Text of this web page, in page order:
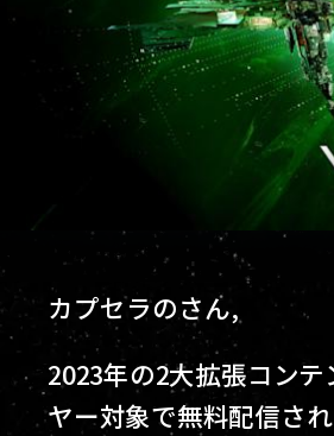
カプセラのさん,
2023年の2大拡張コン
ヤー対象で無料配信さ